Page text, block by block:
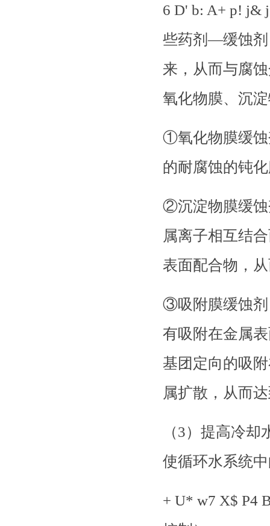
6 D' b: A+ p! j&
些药剂―缓蚀剂
来，从而与腐
氧化物膜、沉
①氧化物膜缓蚀
的耐腐蚀的钝
②沉淀物膜缓蚀
属离子相互结
表面配合物，
③吸附膜缓蚀剂
有吸附在金属
基团定向的吸
属扩散，从而
（3）提高冷却
使循环水系统
+ U* w7 X$ P4